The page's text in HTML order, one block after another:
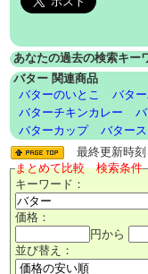
あなたの過去の検索キー
バター 関連商品
バターのいとこ
バタ
バターチキンカレー
バターカップ
バター
最終更新時刻
まとめて比較 検索条件
キーワード：
価格：
円から
並び替え：